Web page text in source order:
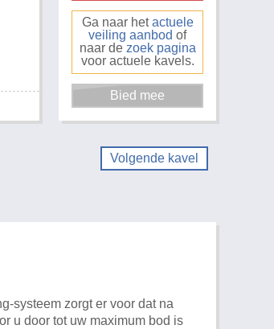
Ga naar hetactuele
veiling aanbod of
naar de zoek pagina
voor actuele kavels.
Volgende kavel
systeem zorgt er voor dat na
u door tot uw maximum bod is